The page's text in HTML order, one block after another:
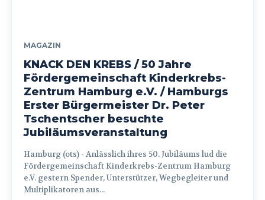
MAGAZIN
KNACK DEN KREBS / 50 Jahre
Fördergemeinschaft Kinderkrebs-
Zentrum Hamburg e.V. / Hamburgs
Erster Bürgermeister Dr. Peter
Tschentscher besuchte
Jubiläumsveranstaltung
Hamburg (ots) - Anlässlich ihres 50. Jubiläums lud die
Fördergemeinschaft Kinderkrebs-Zentrum Hamburg
e.V. gestern Spender, Unterstützer, Wegbegleiter und
Multiplikatoren aus...